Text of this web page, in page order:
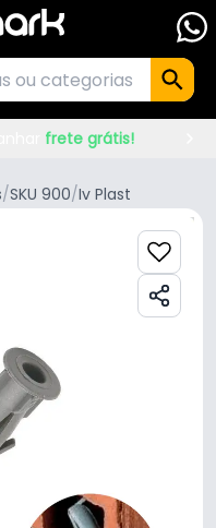
frete grátis!
/SKU 900/Iv Plast